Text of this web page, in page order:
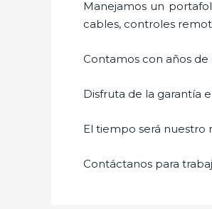
Manejamos un
cables, controles
Contamos con años de
Disfruta de la garantía
El tiempo será nuestro
Contáctanos para